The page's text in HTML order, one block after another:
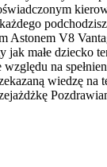
Astonem V8
jak małe dziecko
na
wiedzę na